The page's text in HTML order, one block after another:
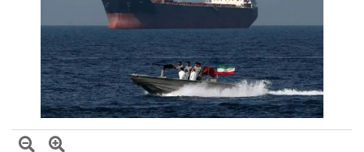
وزیراعظم شہباز شریف کا وفاقی وزارتوں اور ڈویژنز کی کارکردگی کا جامع جائزہ لینے کا
فیصلہ
بلاول بھٹو کا آزاد کشمیر انتخابات پر دھاندلی کا الزام، ن لیگ پر سخت تنقید